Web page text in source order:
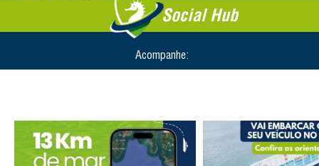
Social Hub
Acompanhe: